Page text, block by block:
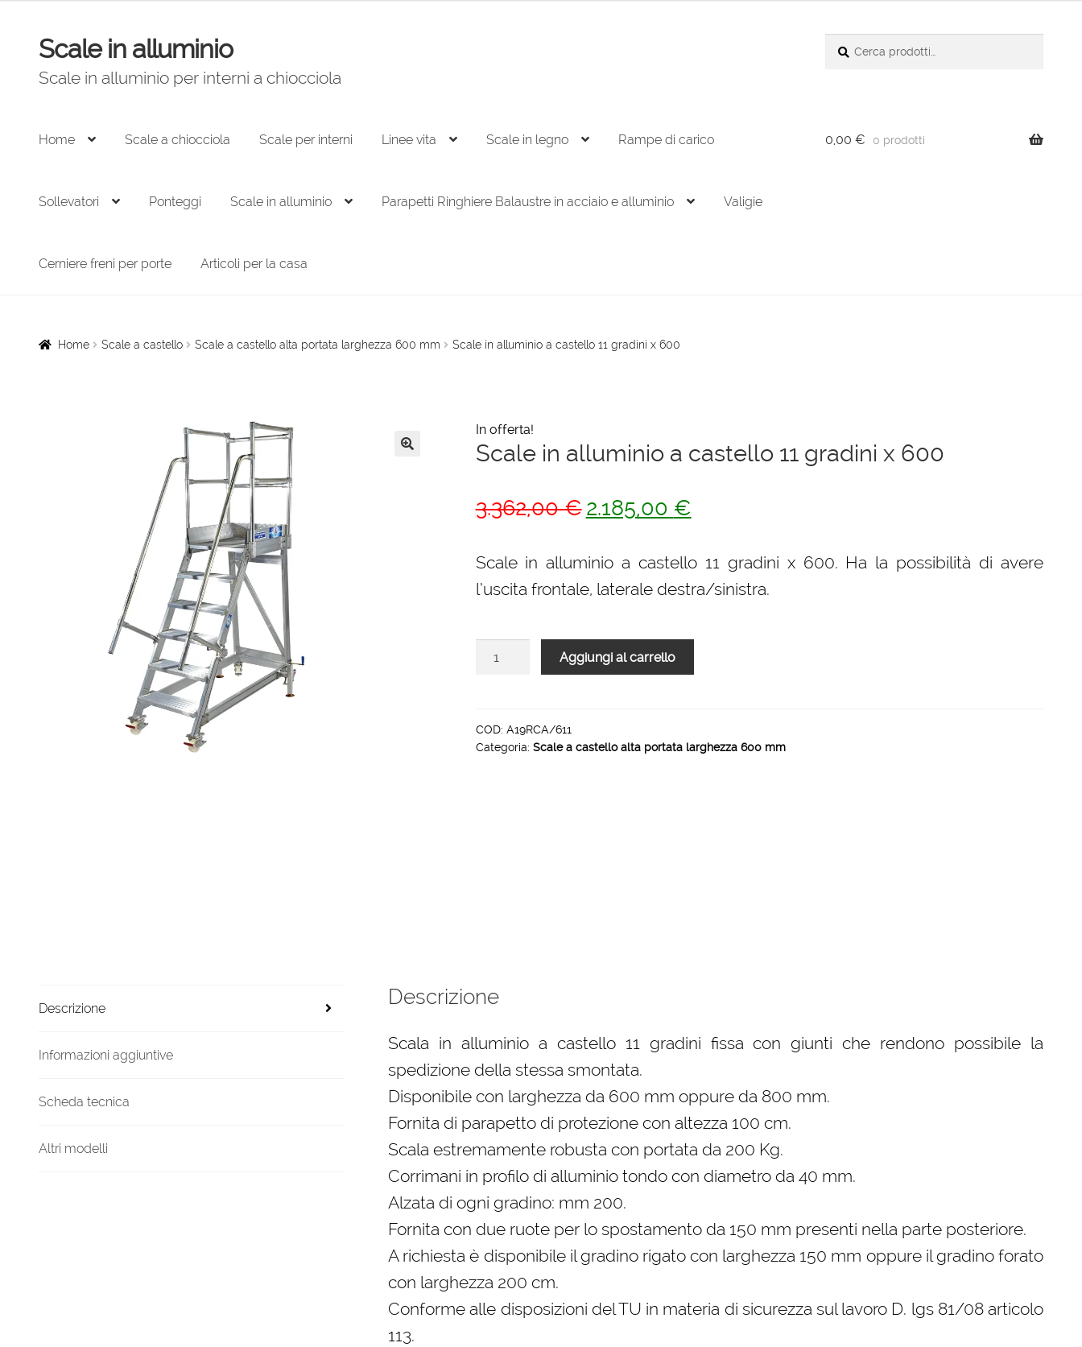
Vai
alla
navigazione
Vai
al
contenuto
Scale in alluminio
Scale in alluminio per interni a chiocciola
Home Scale a chiocciola Scale per interni Linee vita Scale in legno Rampe di carico
Sollevatori Ponteggi Scale in alluminio Parapetti Ringhiere Balaustre in acciaio e alluminio Valigie
Cerniere freni per porte Articoli per la casa
0,00 € 0 prodotti
Home Scale a castello Scale a castello alta portata larghezza 600 mm Scale in alluminio a castello 11 gradini x 600
In offerta!
Scale in alluminio a castello 11 gradini x 600
3.362,00€ Il
originale
era:
2.185,00 €
attuale
è:
Scale in alluminio a castello 11 gradini x 600. Ha la possibilità di avere
l’uscita frontale, laterale destra/sinistra.
castello
11
Aggiungi al carrello
COD: A19RCA/611
Categoria: Scale a castello alta portata larghezza 600 mm
Descrizione
Informazioni aggiuntive
Scheda tecnica
Altri modelli
Descrizione
Scala in alluminio a castello 11 gradini fissa con giunti che rendono possibile la
spedizione della stessa smontata.
Disponibile con larghezza da 600 mm oppure da 800 mm.
Fornita di parapetto di protezione con altezza 100 cm.
Scala estremamente robusta con portata da 200 Kg.
Corrimani in profilo di alluminio tondo con diametro da 40 mm.
Alzata di ogni gradino: mm 200.
Fornita con due ruote per lo spostamento da 150 mm presenti nella parte posteriore.
A richiesta è disponibile il gradino rigato con larghezza 150 mm oppure il gradino forato
con larghezza 200 cm.
Conforme alle disposizioni del TU in materia di sicurezza sul lavoro D. lgs 81/08 articolo
113.
3.362,00 €.